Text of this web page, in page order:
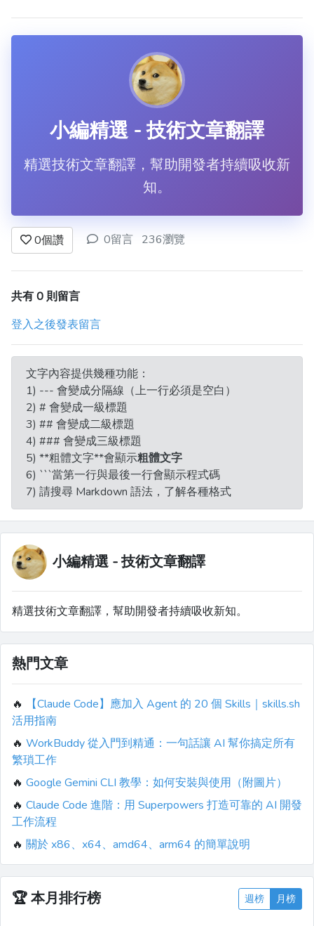
小編精選 - 技術文章翻譯
精選技術文章翻譯，幫助開發者持續吸收新
知。
0個讚 0留言 236瀏覽
共有 0 則留言
登入之後發表留言
文字內容提供幾種功能：
1) --- 會變成分隔線（上一行必須是空白）
2) # 會變成一級標題
3) ## 會變成二級標題
4) ### 會變成三級標題
5) **粗體文字**會顯示粗體文字
6) ```當第一行與最後一行會顯示程式碼
7) 請搜尋 Markdown 語法，了解各種格式
小編精選 - 技術文章翻譯
精選技術文章翻譯，幫助開發者持續吸收新知。
熱門文章
🔥
【Claude Code】應加入 Agent 的 20 個 Skills｜skills.sh
活用指南
🔥 WorkBuddy 從入門到精通：一句話讓 AI 幫你搞定所有
繁瑣工作
🔥 Google Gemini CLI 教學：如何安裝與使用（附圖片）
🔥 Claude Code 進階：用 Superpowers 打造可靠的 AI 開發
工作流程
🔥 關於 x86、x64、amd64、arm64 的簡單說明
🏆本月排行榜 週榜 月榜